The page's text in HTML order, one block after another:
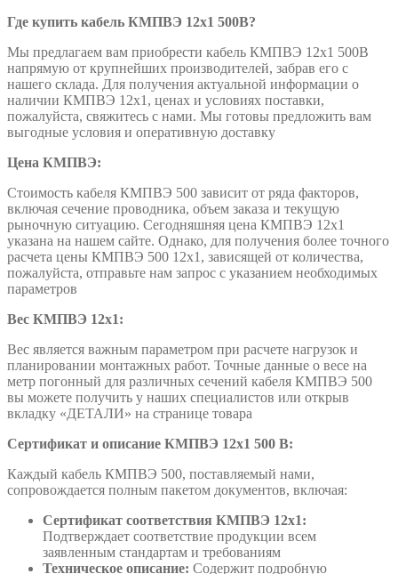
Где купить кабель КМПВЭ 12х1 500В?
Мы предлагаем вам приобрести кабель КМПВЭ 12х1 500В
напрямую от крупнейших производителей, забрав его с
нашего склада. Для получения актуальной информации о
наличии КМПВЭ 12х1, ценах и условиях поставки,
пожалуйста, свяжитесь с нами. Мы готовы предложить вам
выгодные условия и оперативную доставку
Цена КМПВЭ:
Стоимость кабеля КМПВЭ 500 зависит от ряда факторов,
включая сечение проводника, объем заказа и текущую
рыночную ситуацию. Сегодняшняя цена КМПВЭ 12х1
указана на нашем сайте. Однако, для получения более точного
расчета цены КМПВЭ 500 12х1, зависящей от количества,
пожалуйста, отправьте нам запрос с указанием необходимых
параметров
Вес КМПВЭ 12х1:
Вес является важным параметром при расчете нагрузок и
планировании монтажных работ. Точные данные о весе на
метр погонный для различных сечений кабеля КМПВЭ 500
вы можете получить у наших специалистов или открыв
вкладку «ДЕТАЛИ» на странице товара
Сертификат и описание КМПВЭ 12х1 500 В:
Каждый кабель КМПВЭ 500, поставляемый нами,
сопровождается полным пакетом документов, включая:
Сертификат соответствия КМПВЭ 12х1:
Подтверждает соответствие продукции всем
заявленным стандартам и требованиям
Техническое описание: Содержит подробную